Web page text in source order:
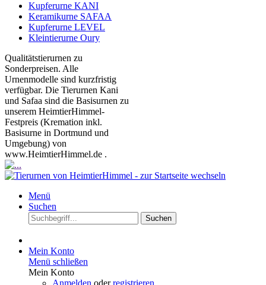
Kupferurne KANI
Keramikurne SAFAA
Kupferurne LEVEL
Kleintierurne Oury
Qualitätstierurnen zu
Sonderpreisen. Alle
Urnenmodelle sind kurzfristig
verfügbar. Die Tierurnen Kani
und Safaa sind die Basisurnen zu
unserem HeimtierHimmel-
Festpreis (Kremation inkl.
Basisurne in Dortmund und
Umgebung) von
www.HeimtierHimmel.de .
Menü
Suchen
Suchen
Mein Konto
Menü schließen
Mein Konto
Anmelden oderregistrieren